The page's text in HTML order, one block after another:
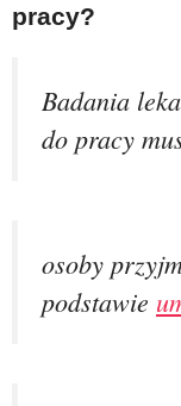
pracy?
Badania
do pracy
osoby
podstawie